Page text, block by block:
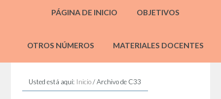
PÁGINA DE INICIO OBJETIVOS
OTROS NÚMEROS MATERIALES DOCENTES
Usted está aquí: Inicio /Archivo de C33